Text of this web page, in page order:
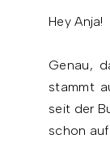
Hey Anja!
Genau,
stammt
seit der
schon